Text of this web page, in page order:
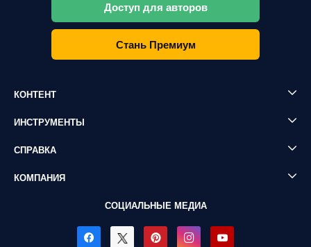
Доступ для авторов
Стань Премиум
КОНТЕНТ
ИНСТРУМЕНТЫ
СПРАВКА
КОМПАНИЯ
СОЦИАЛЬНЫЕ МЕДИА